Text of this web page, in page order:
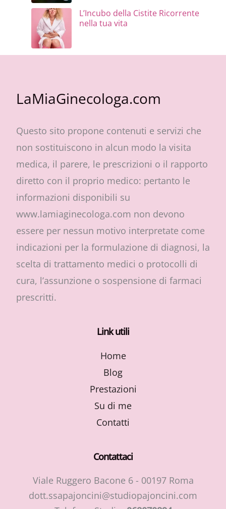
L’Incubo della Cistite Ricorrente
nella tua vita
LaMiaGinecologa.com
Questo sito propone contenuti e servizi che
non sostituiscono in alcun modo la visita
medica, il parere, le prescrizioni o il rapporto
diretto con il proprio medico: pertanto le
informazioni disponibili su
www.lamiaginecologa.com non devono
essere per nessun motivo interpretate come
indicazioni per la formulazione di diagnosi, la
scelta di trattamento medici o protocolli di
cura, l’assunzione o sospensione di farmaci
prescritti.
Link utili
Home
Blog
Prestazioni
Su di me
Contatti
Contattaci
Viale Ruggero Bacone 6 - 00197 Roma
dott.ssapajoncini@studiopajoncini.com